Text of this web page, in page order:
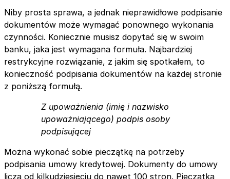
Niby prosta sprawa, a jednak nieprawidłowe podpisanie
dokumentów może wymagać ponownego wykonania
czynności. Koniecznie musisz dopytać się w swoim
banku, jaka jest wymagana formuła. Najbardziej
restrykcyjne rozwiązanie, z jakim się spotkałem, to
konieczność podpisania dokumentów na każdej stronie
z poniższą formułą.
Z upoważnienia (imię i nazwisko
upoważniającego) podpis osoby
podpisującej
Można wykonać sobie pieczątkę na potrzeby
podpisania umowy kredytowej. Dokumenty do umowy
liczą od kilkudziesięciu do nawet 100 stron. Pieczątka